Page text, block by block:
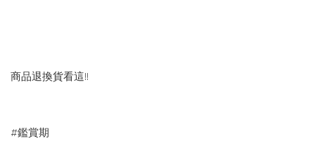
商品退換貨看這!!
#鑑賞期